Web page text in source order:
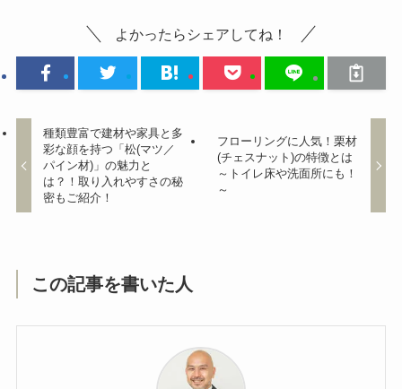
よかったらシェアしてね！
種類豊富で建材や家具と多
彩な顔を持つ「松(マツ／
パイン材)」の魅力と
は？！取り入れやすさの秘
密もご紹介！
フローリングに人気！栗材
(チェスナット)の特徴とは
～トイレ床や洗面所にも！
～
この記事を書いた人